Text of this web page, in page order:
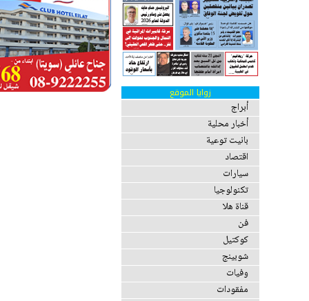
زوايا الموقع
أبراج
أخبار محلية
بانيت توعية
اقتصاد
سيارات
تكنولوجيا
قناة هلا
فن
كوكتيل
شوبينج
وفيات
مفقودات